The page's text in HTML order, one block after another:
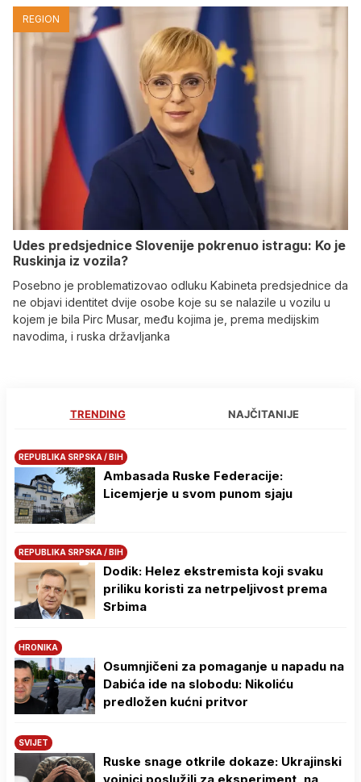
REGION
Udes predsjednice Slovenije pokrenuo istragu: Ko je
Ruskinja iz vozila?
Posebno je problematizovao odluku Kabineta predsjednice da
ne objavi identitet dvije osobe koje su se nalazile u vozilu u
kojem je bila Pirc Musar, među kojima je, prema medijskim
navodima, i ruska državljanka
TRENDING NAJČITANIJE
REPUBLIKA SRPSKA / BIH
Ambasada Ruske Federacije:
Licemjerje u svom punom sjaju
REPUBLIKA SRPSKA / BIH
Dodik: Helez ekstremista koji svaku
priliku koristi za netrpeljivost prema
Srbima
HRONIKA
Osumnjičeni za pomaganje u napadu na
Dabića ide na slobodu: Nikoliću
predložen kućni pritvor
SVIJET
Ruske snage otkrile dokaze: Ukrajinski
vojnici poslužili za eksperiment, na